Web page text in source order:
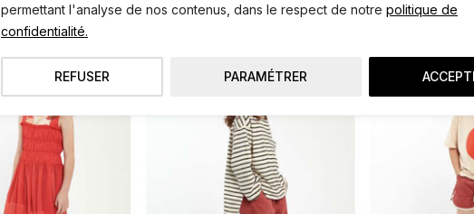
permettant l'analyse de nos contenus, dans le respect de notre politique de
confidentialité.
PARAMÉTRER
REFUSER